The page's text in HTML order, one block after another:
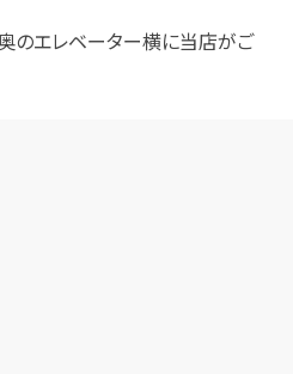
のエレベーター横に当店がご